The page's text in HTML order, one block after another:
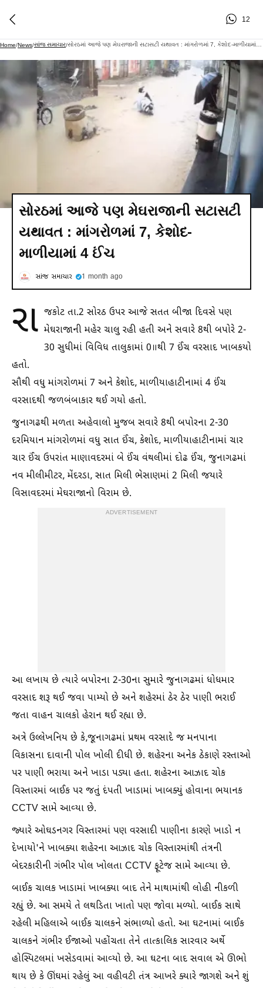
12
Home/News/સાંજ સમાચાર/
સોરઠમાં આજે પણ મેઘરાજાની સટાસટી
યથાવત : માંગરોળમાં 7, કેશોદ-
માળીયામાં 4 ઈંચ
સાંજ સમાચાર 1 month ago
રા જકોટ તા.2 સોરઠ ઉપર આજે સતત બીજા દિવસે પણ
મેઘરાજાની મહેર ચાલુ રહી હતી અને સવારે 8થી બપોરે 2-
30 સુધીમાં વિવિધ તાલુકામાં 0॥થી 7 ઈંચ વરસાદ ખાબકયો
હતો.
સૌથી વધુ માંગરોળમાં 7 અને કેશોદ, માળીયાહાટીનામાં 4 ઈંચ
વરસાદથી જળબંબાકાર થઈ ગયો હતો.
જુનાગઢથી મળતા અહેવાલો મુજબ સવારે 8થી બપોરના 2-30
દરમિયાન માંગરોળમાં વધુ સાત ઈંચ, કેશોદ, માળીયાહાટીનામાં ચાર
ચાર ઈંચ ઉપરાંત માણાવદરમાં બે ઈંચ વંથલીમાં દોઢ ઈંચ, જુનાગઢમાં
નવ મીલીમીટર, મેંદરડા, સાત મિલી ભેસાણમાં 2 મિલી જયારે
વિસાવદરમાં મેઘરાજાનો વિરામ છે.
ADVERTISEMENT
આ લખાય છે ત્યારે બપોરના 2-30ના સુમારે જુનાગઢમાં ધોધમાર
વરસાદ શરૂ થઈ જવા પામ્યો છે અને શહેરમાં ઠેર ઠેર પાણી ભરાઈ
જતા વાહન ચાલકો હેરાન થઈ રહ્યા છે.
અત્રે ઉલ્લેખનિય છે કે,જૂનાગઢમાં પ્રથમ વરસાદે જ મનપાના
વિકાસના દાવાની પોલ ખોલી દીધી છે. શહેરના અનેક ઠેકાણે રસ્તાઓ
પર પાણી ભરાયા અને ખાડા પડ્યા હતા. શહેરના આઝાદ ચોક
વિસ્તારમાં બાઈક પર જતું દંપતી ખાડામાં ખાબક્યું હોવાના ભયાનક
CCTV સામે આવ્યા છે.
જ્યારે ઓઘડનગર વિસ્તારમાં પણ વરસાદી પાણીના કારણે ખાડો ન
દેખાયો'ને ખાબક્યા શહેરના આઝાદ ચોક વિસ્તારમાંથી તંત્રની
બેદરકારીની ગંભીર પોલ ખોલતા CCTV ફૂટેજ સામે આવ્યા છે.
બાઈક ચાલક ખાડામાં ખાબક્યા બાદ તેને માથામાંથી લોહી નીકળી
રહ્યું છે. આ સમયે તે લથડિતા ખાતો પણ જોવા મળ્યો. બાઈક સાથે
રહેલી મહિલાએ બાઈક ચાલકને સંભાળ્યો હતો. આ ઘટનામાં બાઈક
ચાલકને ગંભીર ઈજાઓ પહોંચતા તેને તાત્કાલિક સારવાર અર્થે
હોસ્પિટલમાં ખસેડવામાં આવ્યો છે. આ ઘટના બાદ સવાલ એ ઊભો
થાય છે કે ઊંઘમાં રહેલું આ વહીવટી તંત્ર આખરે ક્યારે જાગશે અને શું